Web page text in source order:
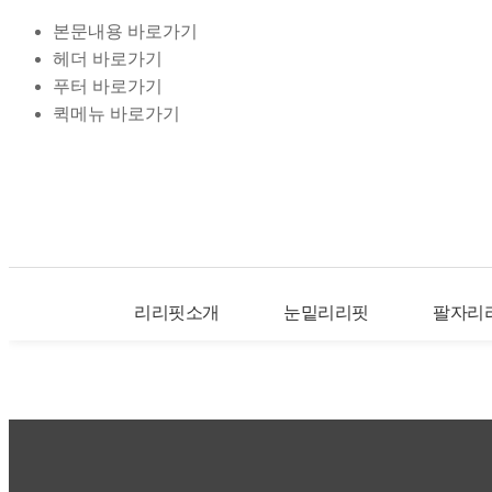
본문내용 바로가기
헤더 바로가기
푸터 바로가기
퀵메뉴 바로가기
리리핏소개 눈밑리리핏 팔자리